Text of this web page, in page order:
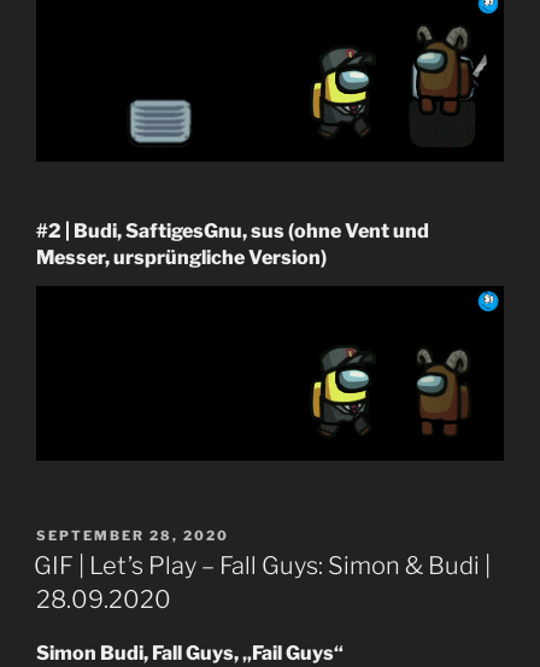
#2 | Budi, SaftigesGnu, sus (ohne Vent und
Messer, ursprüngliche Version)
VERÖFFENTLICHT
AM
SEPTEMBER 28, 2020
GIF | Let’s Play – Fall Guys: Simon & Budi |
28.09.2020
Simon Budi, Fall Guys, „Fail Guys“